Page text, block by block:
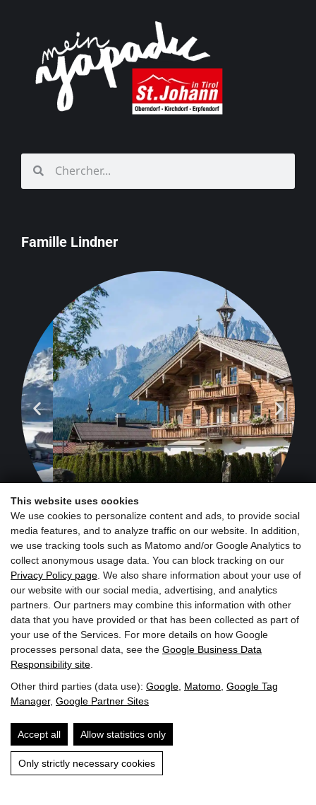
This website uses cookies
We use cookies to personalize content and ads, to provide social
media features, and to analyze traffic on our website. In addition,
we use tracking tools such as Matomo and/or Google Analytics to
collect anonymous usage data. You can block tracking on our
Privacy Policy page . We also share information about your use of
our website with our social media, advertising, and analytics
partners. Our partners may combine this information with other
data that you have provided or that has been collected as part of
your use of the Services. For more details on how Google
processes personal data, see the Google Business Data
Responsibility site
Other third parties (data use): Google Matomo Google Tag
Manager, Google Partner Sites
Accept all Allow statistics only
Only strictly necessary cookies
Famille Lindner
Inscrivez-vous maintenant à la newsletter
2022 Hôtel Penzinghof. Tous droits réservés.
Mentions légales Protection des données